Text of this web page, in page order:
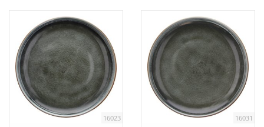
Aufsteller
Tafeln
16023 16031